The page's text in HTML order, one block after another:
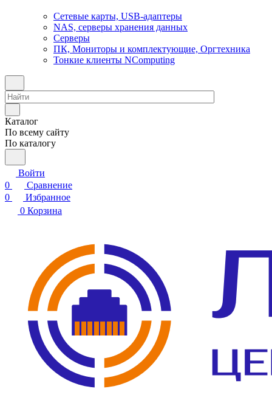
Сетевые карты, USB-адаптеры
NAS, серверы хранения данных
Серверы
ПК, Мониторы и комплектующие, Оргтехника
Тонкие клиенты NComputing
Каталог
По всему сайту
По каталогу
Войти
0
Сравнение
0
Избранное
0 Корзина